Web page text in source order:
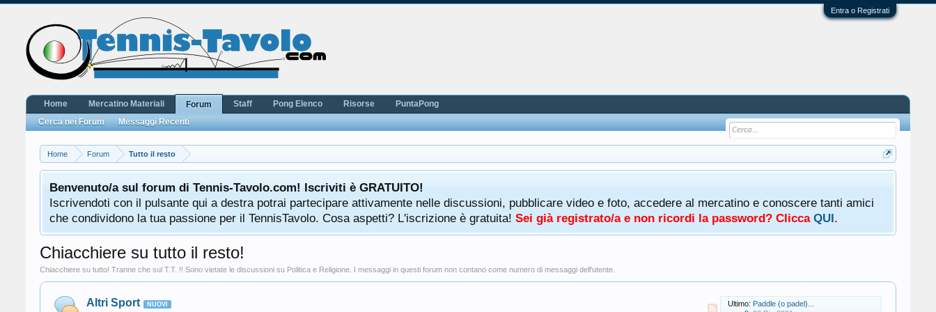
Entra o Registrati
Home Forum Tutto il resto
Benvenuto/a sul forum di Tennis-Tavolo.com! Iscriviti è GRATUITO!
Iscrivendoti con il pulsante qui a destra potrai partecipare attivamente nelle discussioni, pubblicare video e foto, accedere al mercatino e conoscere tanti amici
che condividono la tua passione per il TennisTavolo. Cosa aspetti? L'iscrizione è gratuita! Sei già registrato/a e non ricordi la password? Clicca QUI.
Chiacchiere su tutto il resto!
Chiacchiere su tutto! Tranne che sul T.T. !! Sono vietate le discussioni su Politica e Religione. I messaggi in questi forum non contano come numero di messaggi dell'utente.
Altri Sport Ultimo: Paddle (o padel)...
Home Mercatino Materiali
Forum
Cerca nei Forum
Messaggi Recenti
Staff Pong Elenco Risorse PuntaPong